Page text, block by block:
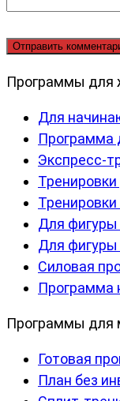
Программы для
Для
Программа
Экспресс-
Для фигуры
Для фигуры
Силовая
Программа
Программы для
Готовая
План без